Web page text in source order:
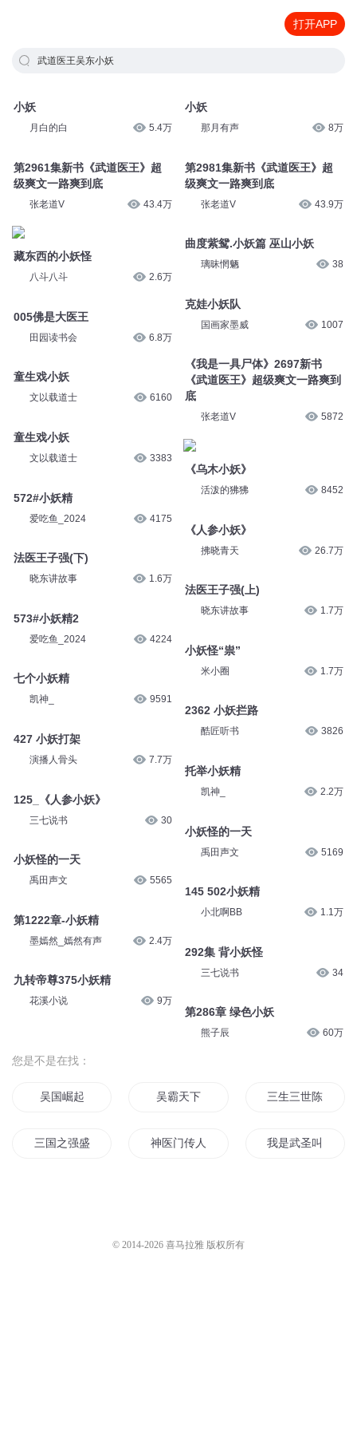
打开APP
武道医王吴东小妖
小妖
月白的白 5.4万
第2961集新书《武道医王》超
级爽文一路爽到底
张老道V 43.4万
藏东西的小妖怪
八斗八斗 2.6万
005佛是大医王
田园读书会 6.8万
童生戏小妖
文以载道士 6160
童生戏小妖
文以载道士 3383
572#小妖精
爱吃鱼_2024 4175
法医王子强(下)
晓东讲故事 1.6万
573#小妖精2
爱吃鱼_2024 4224
七个小妖精
凯神_ 9591
427 小妖打架
演播人骨头 7.7万
125_《人参小妖》
三七说书 30
小妖怪的一天
禹田声文 5565
第1222章-小妖精
墨嫣然_嫣然有声 2.4万
九转帝尊375小妖精
花溪小说 9万
小妖
那月有声 8万
第2981集新书《武道医王》超
级爽文一路爽到底
张老道V 43.9万
曲度紫鸳.小妖篇 巫山小妖
璃昧惘魉 38
克娃小妖队
国画家墨威 1007
《我是一具尸体》2697新书
《武道医王》超级爽文一路爽到
底
张老道V 5872
《乌木小妖》
活泼的狒狒 8452
《人参小妖》
拂晓青天 26.7万
法医王子强(上)
晓东讲故事 1.7万
小妖怪“祟”
米小圈 1.7万
2362 小妖拦路
酷匠听书 3826
托举小妖精
凯神_ 2.2万
小妖怪的一天
禹田声文 5169
145 502小妖精
小北啊BB 1.1万
292集 背小妖怪
三七说书 34
第286章 绿色小妖
熊子辰 60万
您是不是在找：
吴国崛起 吴霸天下 三生三世陈南吴
三国之强盛东吴 神医门传人吴天 我是武圣叫吴圣
© 2014-2026 喜马拉雅 版权所有